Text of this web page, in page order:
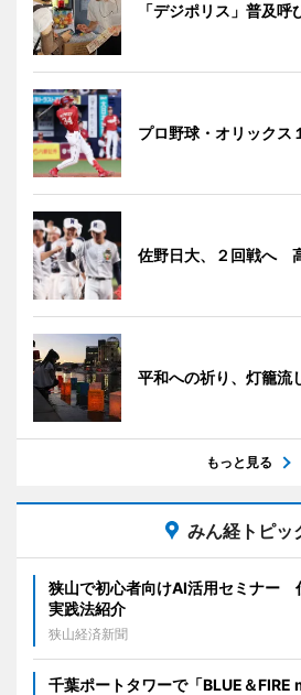
「デジポリス」普及呼
プロ野球・オリック
佐野日大、２回戦へ
平和への祈り、灯籠流
もっと見る
みん経トピッ
狭山で初心者向けAI活用セミナー
実践法紹介
狭山経済新聞
千葉ポートタワーで「BLUE＆